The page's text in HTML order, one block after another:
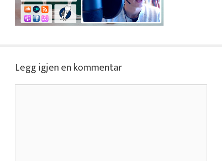
Legg igjen en kommentar